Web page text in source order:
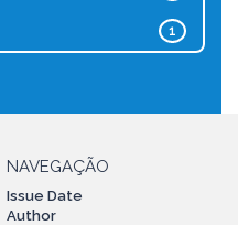
1
NAVEGAÇÃO
Issue Date
Author